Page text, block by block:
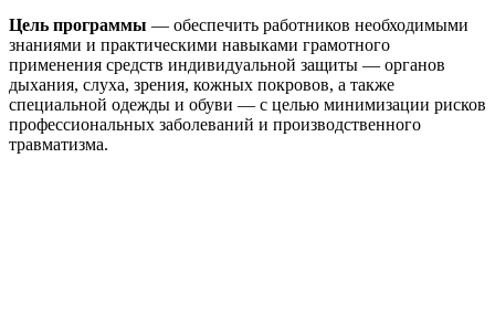
Цель программы — обеспечить работников необходимыми
знаниями и практическими навыками грамотного
применения средств индивидуальной защиты — органов
дыхания, слуха, зрения, кожных покровов, а также
специальной одежды и обуви — с целью минимизации рисков
профессиональных заболеваний и производственного
травматизма.